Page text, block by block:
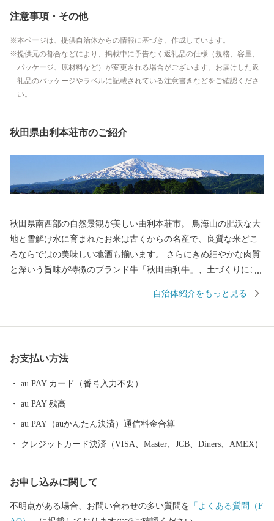
注意事項・その他
本ページは、提供自治体からの情報に基づき、作成しています。
提供元の都合などにより、掲載中に予告なく返礼品の仕様（規格、容量、
パッケージ、原材料など）が変更される場合がございます。お届けした返
礼品のパッケージやラベルに記載されている注意書きなどをご確認くださ
い。
秋田県由利本荘市のご紹介
秋田県南西部の自然景観が美しい由利本荘市。 鳥海山の肥沃な大
地と雪解け水に育まれたお米は古くからの名産で、良質な米どこ
ろならではの美味しい地酒も揃います。 さらにきめ細やかな肉質
と深いう旨味が特徴のブランド牛「秋田由利牛」、土づくりにこ
す。 由利本荘市の魅力を、食を通じてぜひお楽しみください。
自治体紹介をもっと見る
お支払い方法
au PAY カード（番号入力不要）
au PAY 残高
au PAY（auかんたん決済）通信料金合算
クレジットカード決済（VISA、Master、JCB、Diners、AMEX）
お申し込みに関して
不明点がある場合、お問い合わせの多い質問を 「よくある質問（F